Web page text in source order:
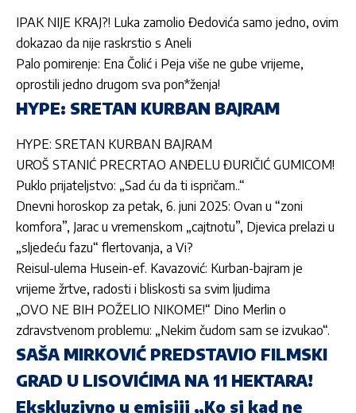
IPAK NIJE KRAJ?! Luka zamolio Đedovića samo jedno, ovim
dokazao da nije raskrstio s Aneli
Palo pomirenje: Ena Čolić i Peja više ne gube vrijeme,
oprostili jedno drugom sva pon*ženja!
HYPE: SRETAN KURBAN BAJRAM
HYPE: SRETAN KURBAN BAJRAM
UROŠ STANIĆ PRECRTAO ANĐELU ĐURIČIĆ GUMICOM!
Puklo prijateljstvo: „Sad ću da ti ispričam..“
Dnevni horoskop za petak, 6. juni 2025: Ovan u “zoni
komfora”, Jarac u vremenskom „cajtnotu”, Djevica prelazi u
„sljedeću fazu“ flertovanja, a Vi?
Reisul-ulema Husein-ef. Kavazović: Kurban-bajram je
vrijeme žrtve, radosti i bliskosti sa svim ljudima
„OVO NE BIH POŽELIO NIKOME!“ Dino Merlin o
zdravstvenom problemu: „Nekim čudom sam se izvukao“.
SAŠA MIRKOVIĆ PREDSTAVIO FILMSKI
GRAD U LISOVIĆIMA NA 11 HEKTARA!
Ekskluzivno u emisiji „Ko si kad ne